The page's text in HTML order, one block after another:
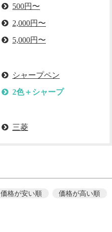
500円〜
2,000円〜
5,000円〜
シャープペン
2色＋シャープ
三菱
価格が安い順 価格が高い順